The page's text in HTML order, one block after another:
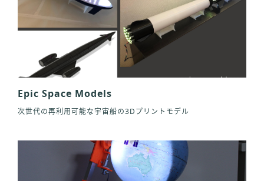
Epic Space Models
次世代の再利用可能な宇宙船の3Dプリントモデル